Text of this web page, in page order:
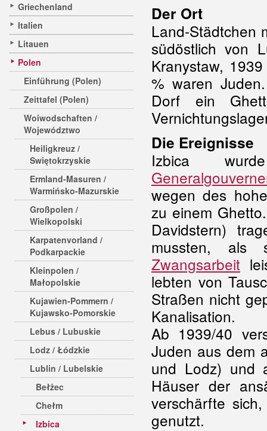
Griechenland
Italien
Litauen
Polen
Einführung (Polen)
Zeittafel (Polen)
Woiwodschaften /
Województwo
Heiligkreuz /
Swiętokrzyskie
Ermland-Masuren /
Warmińsko-Mazurskie
Großpolen /
Wielkopolski
Karpatenvorland /
Podkarpackie
Kleinpolen /
Małopolskie
Kujawien-Pommern /
Kujawsko-Pomorskie
Lebus / Lubuskie
Lodz / Łódzkie
Lublin / Lubelskie
Bełżec
Chełm
Izbica
Der Ort
Land-Städtchen
südöstlich von
Kranystaw,
% waren
Dorf ein
Die Ereignisse
Izbica
wegen des
zu einem
Davidstern)
mussten, als
Zwangsarbeit
lebten von
Straßen nicht
Kanalisation.
Ab 1939/40
Juden aus dem
und Lodz) und
Häuser der
verschärfte
genutzt.